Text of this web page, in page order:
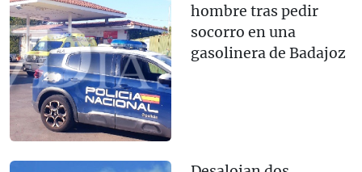
hombre tras pedir
socorro en una
gasolinera de Badajoz